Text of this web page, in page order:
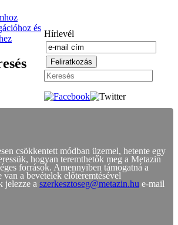
Hírlevél
és
csökkentett módban üzemel, hetente egy
hogyan teremthetők meg a Metazin
források. Amennyiben támogatná a
a bevételek előteremtésével
jelezze a szerkesztoseg@metazin.hu e-mail